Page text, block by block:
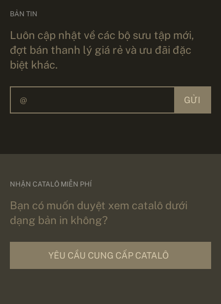
BẢN TIN
Luôn cập nhật về các bộ sưu tập mới,
đợt bán thanh lý giá rẻ và ưu đãi đặc
biệt khác.
GỬI
NHẬN CATALÔ MIỄN PHÍ
Bạn có muốn duyệt xem catalô dưới
dạng bản in không?
YÊU CẦU CUNG CẤP CATALÔ